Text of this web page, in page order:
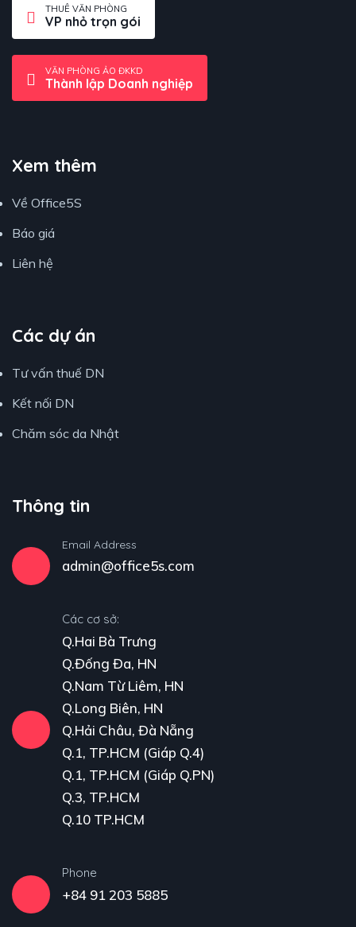
THUÊ VĂN PHÒNG
VP nhỏ trọn gói
VĂN PHÒNG ẢO ĐKKD
Thành lập Doanh nghiệp
Xem thêm
Về Office5S
Báo giá
Liên hệ
Các dự án
Tư vấn thuế DN
Kết nối DN
Chăm sóc da Nhật
Thông tin
Email Address
admin@office5s.com
Các cơ sở:
Q.Hai Bà Trưng
Q.Đống Đa, HN
Q.Nam Từ Liêm, HN
Q.Long Biên, HN
Q.Hải Châu, Đà Nẵng
Q.1, TP.HCM (Giáp Q.4)
Q.1, TP.HCM (Giáp Q.PN)
Q.3, TP.HCM
Q.10 TP.HCM
Phone
+84 91 203 5885